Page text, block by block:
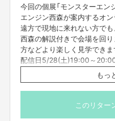
資金の使い道
イベント制作費の一部や、リターン
ご支援にあたっての注意事項
■迷惑メールの対策などでドメイン
きない場合がございます。「
■応募者は、自ら及び自らが代表と
勢力（暴力団、暴力団員、暴力団準
会運動等標ぼうゴロ、特殊知能暴力
れらの構成員等を指します。以下、
今回の個展「モンスターエン
エンジン西森が案内するオ
遠方で現地に来れない方でも
西森の解説付きで会場を回
方などより楽しく見学できま
配信日5/28(土)19:00～
にてご案内お送りさせて頂
※こちらのリターンは5/26(
もっ
このリター